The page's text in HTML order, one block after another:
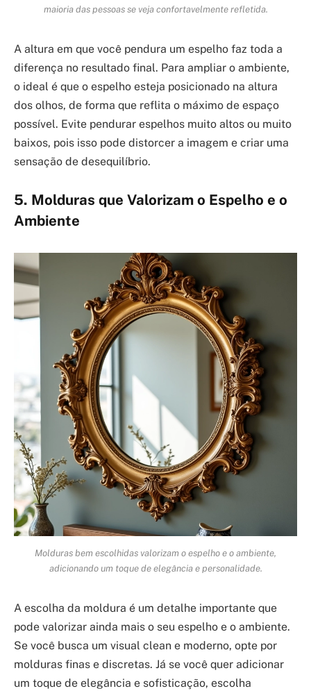
maioria das pessoas se veja confortavelmente refletida.
A altura em que você pendura um espelho faz toda a
diferença no resultado final. Para ampliar o ambiente,
o ideal é que o espelho esteja posicionado na altura
dos olhos, de forma que reflita o máximo de espaço
possível. Evite pendurar espelhos muito altos ou muito
baixos, pois isso pode distorcer a imagem e criar uma
sensação de desequilíbrio.
5. Molduras que Valorizam o Espelho e o
Ambiente
Molduras bem escolhidas valorizam o espelho e o ambiente,
adicionando um toque de elegância e personalidade.
A escolha da moldura é um detalhe importante que
pode valorizar ainda mais o seu espelho e o ambiente.
Se você busca um visual clean e moderno, opte por
molduras finas e discretas. Já se você quer adicionar
um toque de elegância e sofisticação, escolha